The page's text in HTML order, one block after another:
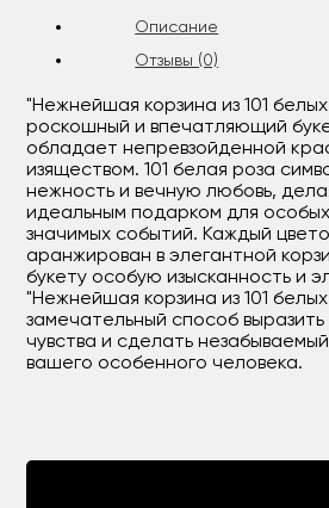
Описание
Отзывы (0)
"Нежнейшая корзина из 101
роскошный и впечатляющий
обладает непревзойденной
изяществом. 101 белая роза
нежность и вечную любовь,
идеальным подарком для
значимых событий. Каждый
аранжирован в элегантной
букету особую изысканность и
"Нежнейшая корзина из 101
замечательный способ выразить
чувства и сделать
вашего особенного человека.